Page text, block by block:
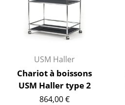
Chaises de bureau
Chaises de conférence
Pièces détachées
... voir tous les sièges
USM Haller
Chariot à boissons
USM Haller type 2
864,00 €